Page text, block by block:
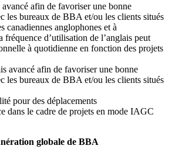
afin de favoriser une bonne
les bureaux de BBA et/ou les clients situés
canadiennes anglophones et à
fréquence d’utilisation de l’anglais peut
à quotidienne en fonction des projets
avancé afin de favoriser une bonne
les bureaux de BBA et/ou les clients situés
pour des déplacements
dans le cadre de projets en mode IAGC
globale de BBA